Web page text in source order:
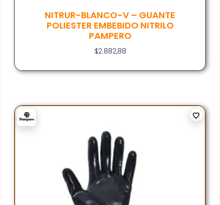
NITRUR-BLANCO-V – GUANTE
POLIESTER EMBEBIDO NITRILO
PAMPERO
$2.882,88